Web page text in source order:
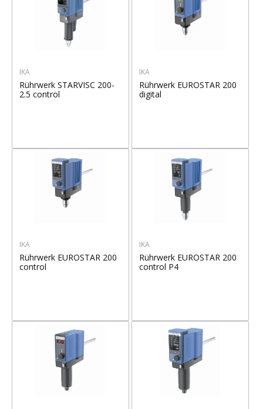
IKA
Rührwerk STARVISC 200-
2.5 control
IKA
Rührwerk EUROSTAR 200
digital
IKA
Rührwerk EUROSTAR 200
control
IKA
Rührwerk EUROSTAR 200
control P4